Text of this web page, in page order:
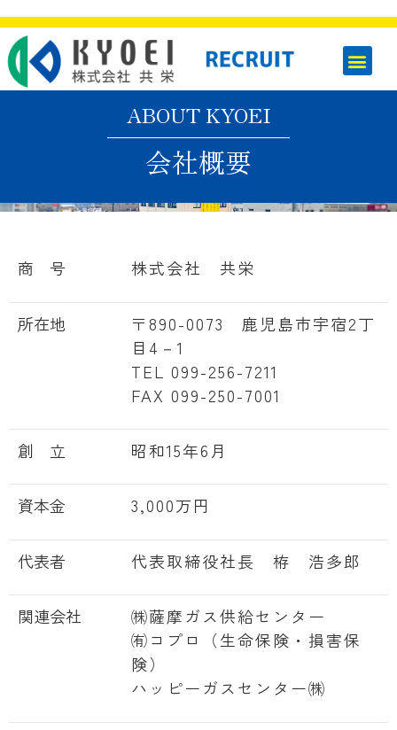
ABOUT KYOEI
会社概要
商 号 株式会社 共栄
所在地
〒890-0073 鹿児島市宇宿2丁
目4－1
TEL 099-256-7211
FAX 099-250-7001
創 立 昭和15年6月
資本金 3,000万円
代表者 代表取締役社長 栫 浩多郎
関連会社
㈱薩摩ガス供給センター
㈲コプロ（生命保険・損害保
険）
ハッピーガスセンター㈱